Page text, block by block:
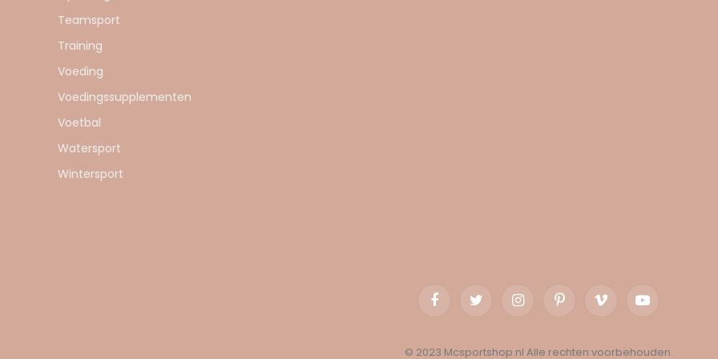
Teamsport
Training
Voeding
Voedingssupplementen
Voetbal
Watersport
Wintersport
FacebookTwitter InstagramPinterestVimeo YouTube
© 2023 Mcsportshop.nl Alle rechten voorbehouden.